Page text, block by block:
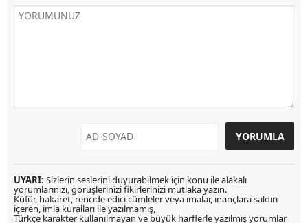
UYARI: Sizlerin seslerini duyurabilmek için konu ile alakalı
yorumlarınızı, görüşlerinizi fikirlerinizi mutlaka yazın.
Küfür, hakaret, rencide edici cümleler veya imalar, inançlara saldırı
içeren, imla kuralları ile yazılmamış,
Türkçe karakter kullanılmayan ve büyük harflerle yazılmış yorumlar